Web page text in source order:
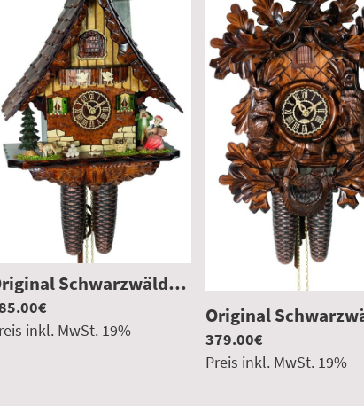
|00000
Original Schwarzwälder Kuckucksuhr 8 Tage Schwarzwaldpaar
inkl. MwSt. 19%
379.00€
Preis inkl. MwSt. 19%